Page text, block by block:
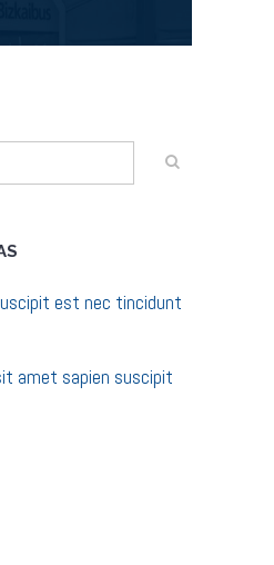
est nec tincidunt
amet sapien suscipit